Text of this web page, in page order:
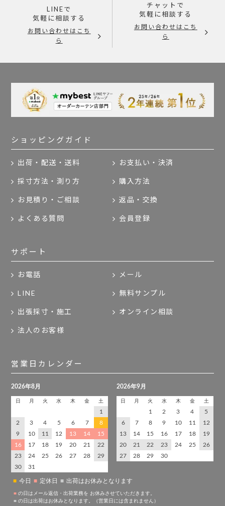
LINEで
気軽に相談する
お問い合わせはこち
ら
チャットで
気軽に相談する
お問い合わせはこち
ら
ショッピングガイド
出荷・配送・送料 お支払い・決済
採寸方法・測り方 購入方法
お見積り・ご相談 返品・交換
よくある質問 会員登録
サポート
お電話 メール
LINE 無料サンプル
出張採寸・施工 オンライン相談
法人のお客様
営業日カレンダー